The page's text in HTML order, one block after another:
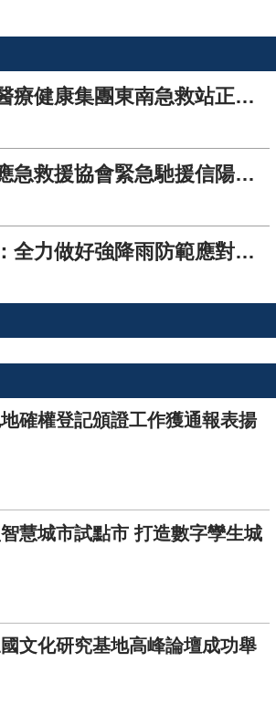
平頂山市郟縣醫療健康集團東南急救站正式成立
平頂山市郟縣應急救援協會緊急馳援信陽固始、安徽阜南兩地
平頂山市郟縣：全力做好強降雨防範應對工作
確權登記頒證工作獲通報表揚
慧城市試點市 打造數字孿生城
文化研究基地高峰論壇成功舉